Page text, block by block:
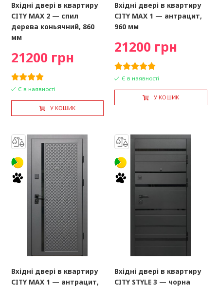
Вхідні двері в квартиру
CITY MAX 2 — спил
дерева коньячний, 860
мм
21200 грн
Є в наявності
У КОШИК
Вхідні двері в квартиру
CITY MAX 1 — антрацит,
960 мм
21200 грн
Є в наявності
У КОШИК
Вхідні двері в квартиру
CITY MAX 1 — антрацит,
Вхідні двері в квартиру
CITY STYLE 3 — чорна